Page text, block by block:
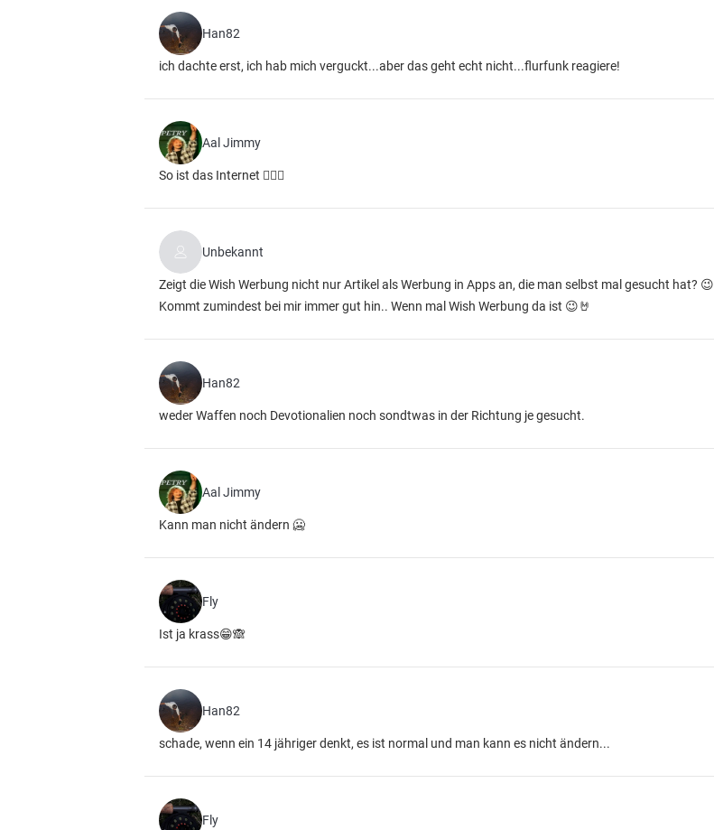
Han82
ich dachte erst, ich hab mich verguckt...aber das geht echt nicht...flurfunk reagiere!
Aal Jimmy
So ist das Internet 💁🏽‍♂️
Unbekannt
Zeigt die Wish Werbung nicht nur Artikel als Werbung in Apps an, die man selbst mal gesucht hat? 😉
Kommt zumindest bei mir immer gut hin.. Wenn mal Wish Werbung da ist 😉🤘
Han82
weder Waffen noch Devotionalien noch sondtwas in der Richtung je gesucht.
Aal Jimmy
Kann man nicht ändern 🥶
Fly
Ist ja krass😁🙈
Han82
schade, wenn ein 14 jähriger denkt, es ist normal und man kann es nicht ändern...
Fly